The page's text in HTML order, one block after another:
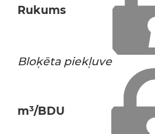
Rukums
Bloķēta piekļuve
m³/BDU